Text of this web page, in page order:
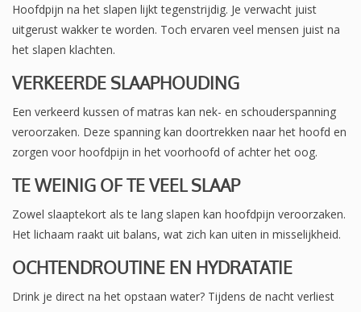
Hoofdpijn na het slapen lijkt tegenstrijdig. Je verwacht juist
uitgerust wakker te worden. Toch ervaren veel mensen juist na
het slapen klachten.
VERKEERDE SLAAPHOUDING
Een verkeerd kussen of matras kan nek- en schouderspanning
veroorzaken. Deze spanning kan doortrekken naar het hoofd en
zorgen voor hoofdpijn in het voorhoofd of achter het oog.
TE WEINIG OF TE VEEL SLAAP
Zowel slaaptekort als te lang slapen kan hoofdpijn veroorzaken.
Het lichaam raakt uit balans, wat zich kan uiten in misselijkheid.
OCHTENDROUTINE EN HYDRATATIE
Drink je direct na het opstaan water? Tijdens de nacht verliest